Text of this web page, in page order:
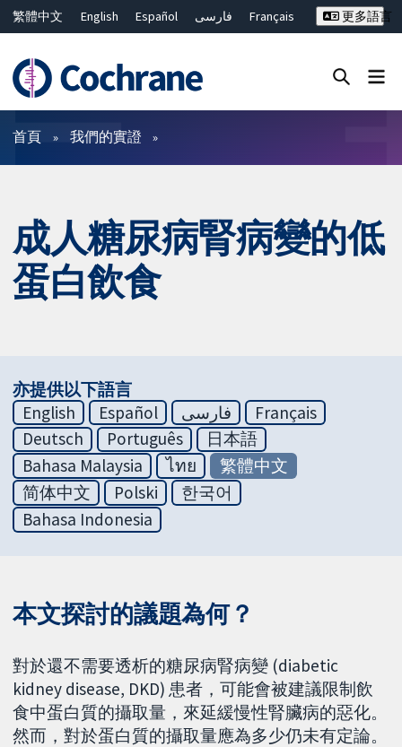
繁體中文 English Español فارسی
Français
ไทย
简体中文
更多語言
篩選條件
首頁 我們的實證
成人糖尿病腎病變的低
蛋白飲食
亦提供以下語言
English
Español فارسی
Français
Deutsch
Português
日本語
Bahasa Malaysia
ไทย
繁體中文
简体中文
Polski
한국어
Bahasa Indonesia
本文探討的議題為何？
對於還不需要透析的糖尿病腎病變 (diabetic
kidney disease, DKD) 患者，可能會被建議限制飲
食中蛋白質的攝取量，來延緩慢性腎臟病的惡化。
然而，對於蛋白質的攝取量應為多少仍未有定論。